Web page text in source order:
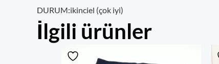
DURUM:ikinciel (çok iyi)
İlgili ürünler